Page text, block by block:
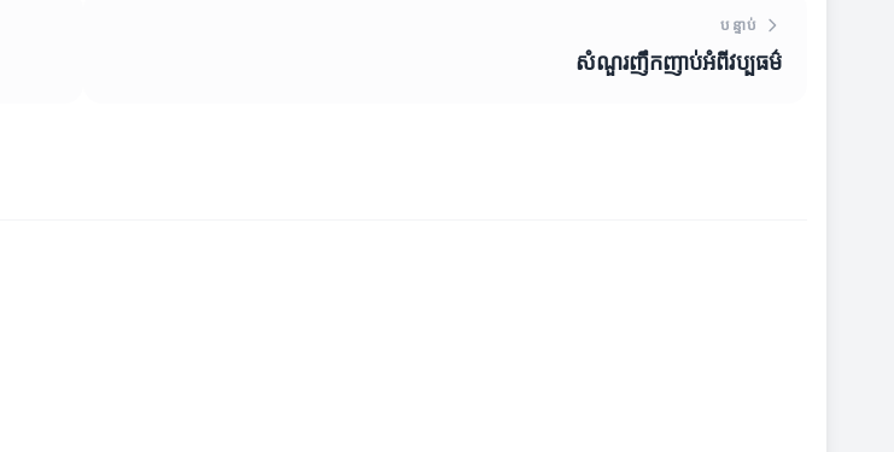
បន្ទាប់
សំណួរញឹកញាប់អំពីវប្បធម៌